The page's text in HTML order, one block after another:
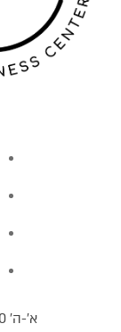
א’-ה’ 20:00 – 8:00